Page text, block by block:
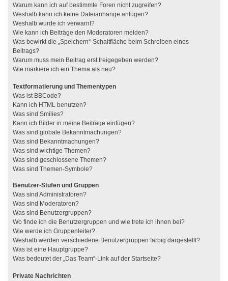
Warum kann ich auf bestimmte Foren nicht zugreifen?
Weshalb kann ich keine Dateianhänge anfügen?
Weshalb wurde ich verwarnt?
Wie kann ich Beiträge den Moderatoren melden?
Was bewirkt die „Speichern“-Schaltfläche beim Schreiben eines
Beitrags?
Warum muss mein Beitrag erst freigegeben werden?
Wie markiere ich ein Thema als neu?
Textformatierung und Thementypen
Was ist BBCode?
Kann ich HTML benutzen?
Was sind Smilies?
Kann ich Bilder in meine Beiträge einfügen?
Was sind globale Bekanntmachungen?
Was sind Bekanntmachungen?
Was sind wichtige Themen?
Was sind geschlossene Themen?
Was sind Themen-Symbole?
Benutzer-Stufen und Gruppen
Was sind Administratoren?
Was sind Moderatoren?
Was sind Benutzergruppen?
Wo finde ich die Benutzergruppen und wie trete ich ihnen bei?
Wie werde ich Gruppenleiter?
Weshalb werden verschiedene Benutzergruppen farbig dargestellt?
Was ist eine Hauptgruppe?
Was bedeutet der „Das Team“-Link auf der Startseite?
Private Nachrichten